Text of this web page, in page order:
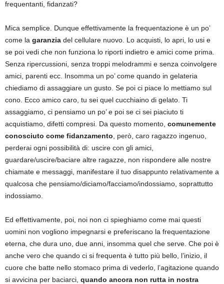
frequentanti, fidanzati?
Mica semplice. Dunque effettivamente la frequentazione è un po’
come la garanzia del cellulare nuovo. Lo acquisti, lo apri, lo usi e
se poi vedi che non funziona lo riporti indietro e amici come prima.
Senza ripercussioni, senza troppi melodrammi e senza coinvolgere
amici, parenti ecc. Insomma un po’ come quando in gelateria
chiediamo di assaggiare un gusto. Se poi ci piace lo mettiamo sul
cono. Ecco amico caro, tu sei quel cucchiaino di gelato. Ti
assaggiamo, ci pensiamo un po’ e poi se ci sei piaciuto ti
acquistiamo, difetti compresi. Da questo momento, comunemente
conosciuto come fidanzamento , però, caro ragazzo ingenuo,
perderai ogni possibilità di: uscire con gli amici,
guardare/uscire/baciare altre ragazze, non rispondere alle nostre
chiamate e messaggi, manifestare il tuo disappunto relativamente a
qualcosa che pensiamo/diciamo/facciamo/indossiamo, soprattutto
indossiamo.
Ed effettivamente, poi, noi non ci spieghiamo come mai questi
uomini non vogliono impegnarsi e preferiscano la frequentazione
eterna, che dura uno, due anni, insomma quel che serve. Che poi è
anche vero che quando ci si frequenta è tutto più bello, l’inizio, il
cuore che batte nello stomaco prima di vederlo, l’agitazione quando
si avvicina per baciarci, quando ancora non rutta in nostra